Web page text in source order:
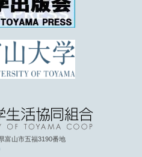
富山市五福3190番地